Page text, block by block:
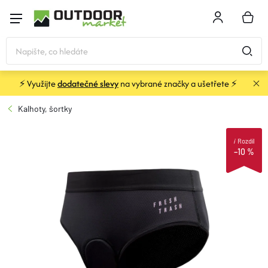
obsah
KOŠÍK
STANY
BATOHY A TAŠKY
KARIMATKY
⚡ Využijtedodatečné slevyna vybrané značky a ušetřete ⚡
Kalhoty, šortky
–10 %
iRozdíl